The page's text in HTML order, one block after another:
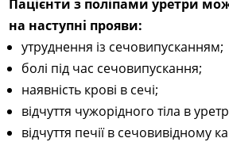
Пацієнти з поліпами уретри
на наступні прояви:
утруднення із сечовипусканням;
болі під час сечовипускання;
наявність крові в сечі;
відчуття чужорідного тіла в
відчуття печії в сечовивідному